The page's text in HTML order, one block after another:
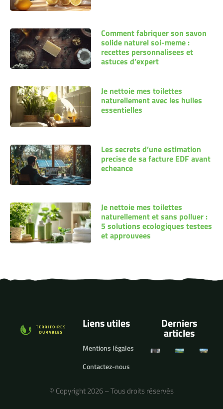
Comment fabriquer son savon
solide naturel soi-meme :
recettes personnalisees et
astuces d’expert
Je nettoie mes toilettes
naturellement avec les huiles
essentielles
Les secrets d’une estimation
precise de sa facture EDF avant
echeance
Je nettoie mes toilettes
naturellement et sans polluer :
5 solutions ecologiques testees
et approuvees
Liens utiles
Mentions légales
Contactez-nous
Derniers
articles
© Copyright 2026 – Tous droits réservés